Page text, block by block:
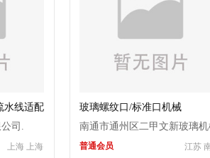
水线适配
司.
上海 上海
玻璃螺纹口/标准口机械
南通市通州区二甲文新玻璃
制造厂 江苏
普通会员